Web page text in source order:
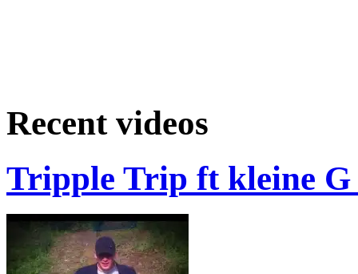
Recent videos
Tripple Trip ft kleine G